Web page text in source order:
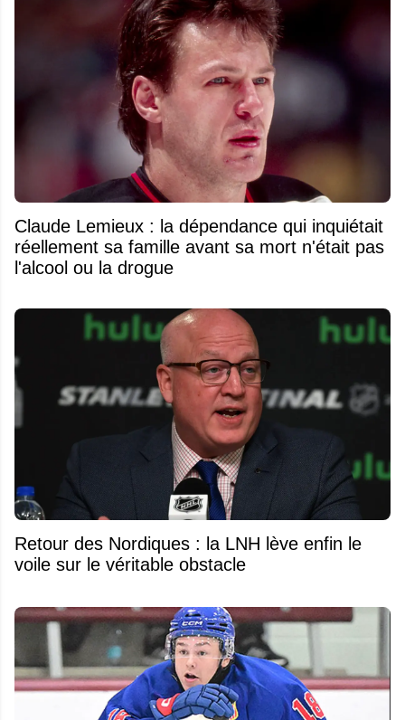
Claude Lemieux : la dépendance qui inquiétait
réellement sa famille avant sa mort n'était pas
l'alcool ou la drogue
Retour des Nordiques : la LNH lève enfin le
voile sur le véritable obstacle